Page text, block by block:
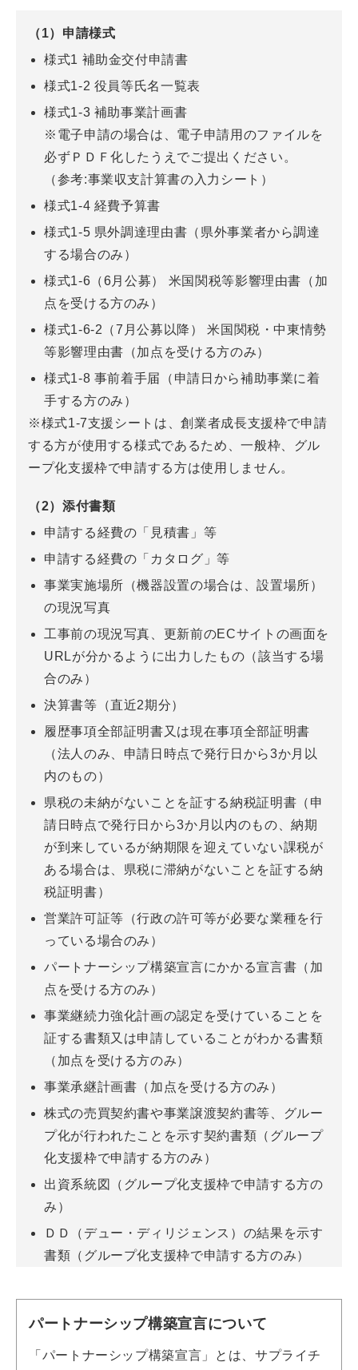
（1）申請様式
様式1 補助金交付申請書
様式1-2 役員等氏名一覧表
様式1-3 補助事業計画書
※電子申請の場合は、電子申請用のファイルを
必ずＰＤＦ化したうえでご提出ください。
（参考:事業収支計算書の入力シート）
様式1-4 経費予算書
様式1-5 県外調達理由書（県外事業者から調達
する場合のみ）
様式1-6（6月公募） 米国関税等影響理由書（加
点を受ける方のみ）
様式1-6-2（7月公募以降） 米国関税・中東情勢
等影響理由書（加点を受ける方のみ）
様式1-8 事前着手届（申請日から補助事業に着
手する方のみ）
※様式1-7支援シートは、創業者成長支援枠で申請
する方が使用する様式であるため、一般枠、グル
ープ化支援枠で申請する方は使用しません。
（2）添付書類
申請する経費の「見積書」等
申請する経費の「カタログ」等
事業実施場所（機器設置の場合は、設置場所）
の現況写真
工事前の現況写真、更新前のECサイトの画面を
URLが分かるように出力したもの（該当する場
合のみ）
決算書等（直近2期分）
履歴事項全部証明書又は現在事項全部証明書
（法人のみ、申請日時点で発行日から3か月以
内のもの）
県税の未納がないことを証する納税証明書（申
請日時点で発行日から3か月以内のもの、納期
が到来しているが納期限を迎えていない課税が
ある場合は、県税に滞納がないことを証する納
税証明書）
営業許可証等（行政の許可等が必要な業種を行
っている場合のみ）
パートナーシップ構築宣言にかかる宣言書（加
点を受ける方のみ）
事業継続力強化計画の認定を受けていることを
証する書類又は申請していることがわかる書類
（加点を受ける方のみ）
事業承継計画書（加点を受ける方のみ）
株式の売買契約書や事業譲渡契約書等、グルー
プ化が行われたことを示す契約書類（グループ
化支援枠で申請する方のみ）
出資系統図（グループ化支援枠で申請する方の
み）
ＤＤ（デュー・ディリジェンス）の結果を示す
書類（グループ化支援枠で申請する方のみ）
パートナーシップ構築宣言について
「パートナーシップ構築宣言」とは、サプライチ